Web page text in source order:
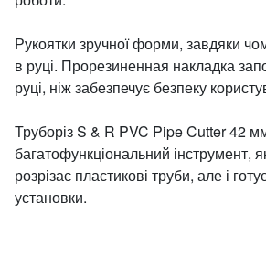
Рукоятки зручної форми, завдяки
в руці. Прорезиненная накладка
руці, ніж забезпечує безпеку
Труборіз S & R PVC Pipe Cutter 42
багатофункціональний інструмент,
розрізає пластикові труби, але і
установки.